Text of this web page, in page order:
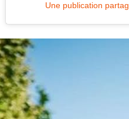
Une publication